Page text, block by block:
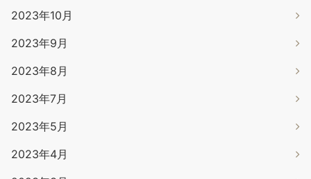
2023年10月
2023年9月
2023年8月
2023年7月
2023年5月
2023年4月